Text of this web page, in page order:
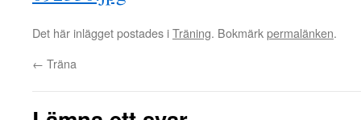
Det här inlägget postades iTräning. Bokmärkpermalänken.
← Träna